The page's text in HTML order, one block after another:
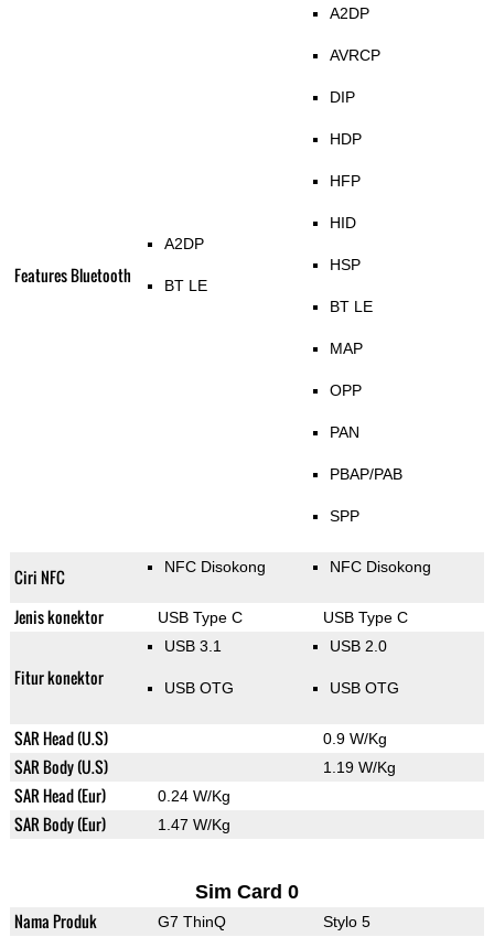
Features Bluetooth
A2DP
BT LE
A2DP
AVRCP
DIP
HDP
HFP
HID
HSP
BT LE
MAP
OPP
PAN
PBAP/PAB
SPP
Ciri NFC NFC Disokong NFC Disokong
Jenis konektor USB Type C USB Type C
Fitur konektor
USB 3.1
USB OTG
USB 2.0
USB OTG
SAR Head (U.S) 0.9 W/Kg
SAR Body (U.S) 1.19 W/Kg
SAR Head (Eur) 0.24 W/Kg
SAR Body (Eur) 1.47 W/Kg
Sim Card 0
Nama Produk G7 ThinQ Stylo 5